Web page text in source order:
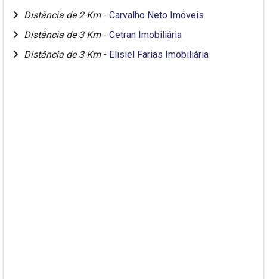
Distância de 2 Km - Carvalho Neto Imóveis
Distância de 3 Km - Cetran Imobiliária
Distância de 3 Km - Elisiel Farias Imobiliária